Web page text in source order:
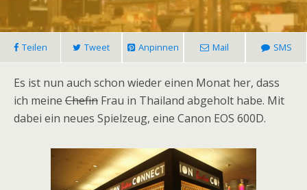
Teilen Tweet Anpinnen Mail SMS
Es ist nun auch schon wieder einen Monat her, dass
ich meine Chefin Frau in Thailand abgeholt habe. Mit
dabei ein neues Spielzeug, eine Canon EOS 600D.